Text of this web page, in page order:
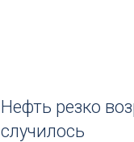
Нефть резко
случилось